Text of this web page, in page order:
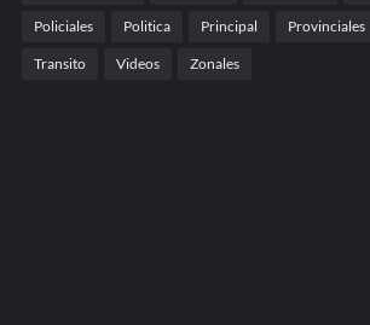
Policiales Politica Principal Provinciales
Transito Videos Zonales